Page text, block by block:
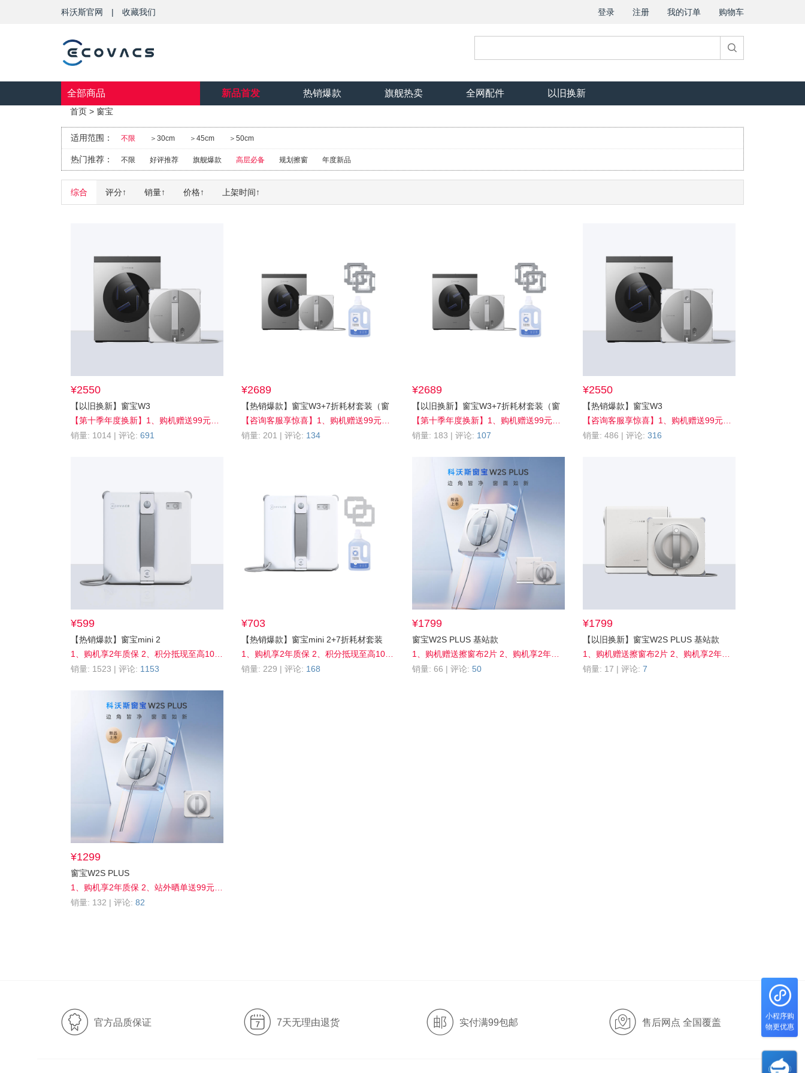
科沃斯官网 | 收藏我们 登录 注册 我的订单 购物车
全部商品 新品首发 热销爆款 旗舰热卖 全网配件 以旧换新
首页 > 窗宝
适用范围： 不限 ＞30cm ＞45cm ＞50cm
热门推荐： 不限 好评推荐 旗舰爆款 高层必备 规划擦窗 年度新品
综合 评分↑ 销量↑ 价格↑ 上架时间↑
¥2550
【以旧换新】窗宝W3
销量: 1014 | 评论: 691
¥2689
【热销爆款】窗宝W3+7折耗材套装（窗
宝清洁液1L*1+擦窗布*2片）
销量: 201 | 评论: 134
¥2689
【以旧换新】窗宝W3+7折耗材套装（窗
宝清洁液1L*1+擦窗布*2片）
销量: 183 | 评论: 107
¥2550
【热销爆款】窗宝W3
销量: 486 | 评论: 316
¥599
【热销爆款】窗宝mini 2
销量: 1523 | 评论: 1153
¥703
【热销爆款】窗宝mini 2+7折耗材套装
（窗宝清洁液1L*1+擦窗布*2片）
销量: 229 | 评论: 168
¥1799
窗宝W2S PLUS 基站款
销量: 66 | 评论: 50
¥1799
【以旧换新】窗宝W2S PLUS 基站款
销量: 17 | 评论: 7
¥1299
窗宝W2S PLUS
销量: 132 | 评论: 82
官方品质保证 7天无理由退货 实付满99包邮 售后网点 全国覆盖
小程序购
物更优惠